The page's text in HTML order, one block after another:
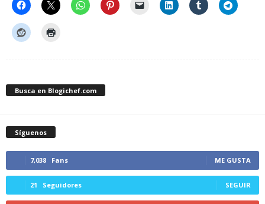
Busca en Blogichef.com
Síguenos
7,038 Fans ME GUSTA
21 Seguidores SEGUIR